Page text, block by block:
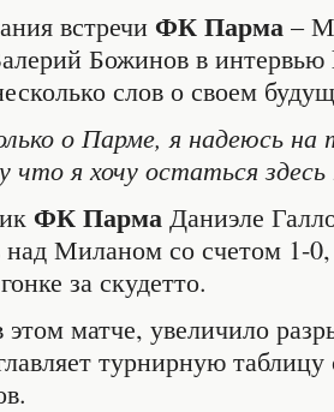
встречиФК Парма –
Божинов в интервью
слов о своем
о Парме, я надеюсь на
что я хочу остаться здесь
ФК Парма Даниэле
над Миланом со счетом 1-
за скудетто.
матче, увеличило
турнирную